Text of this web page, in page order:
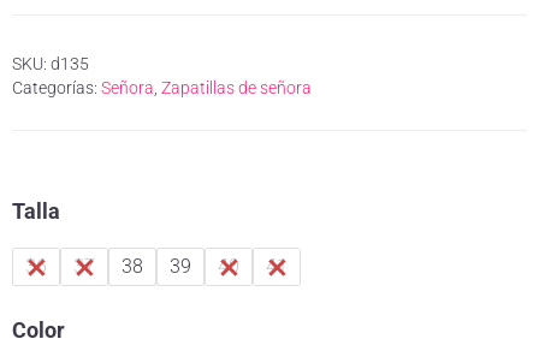
SKU: d135
Categorías: Señora, Zapatillas de señora
Talla
36 37 38 39 40 41
Color